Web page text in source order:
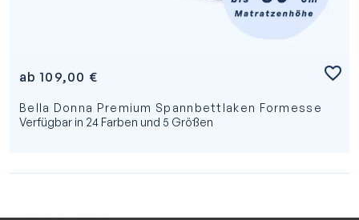
ab109,00 €
Bella Donna Premium Spannbettlaken Formesse
Verfügbar in 24 Farben und 5 Größen